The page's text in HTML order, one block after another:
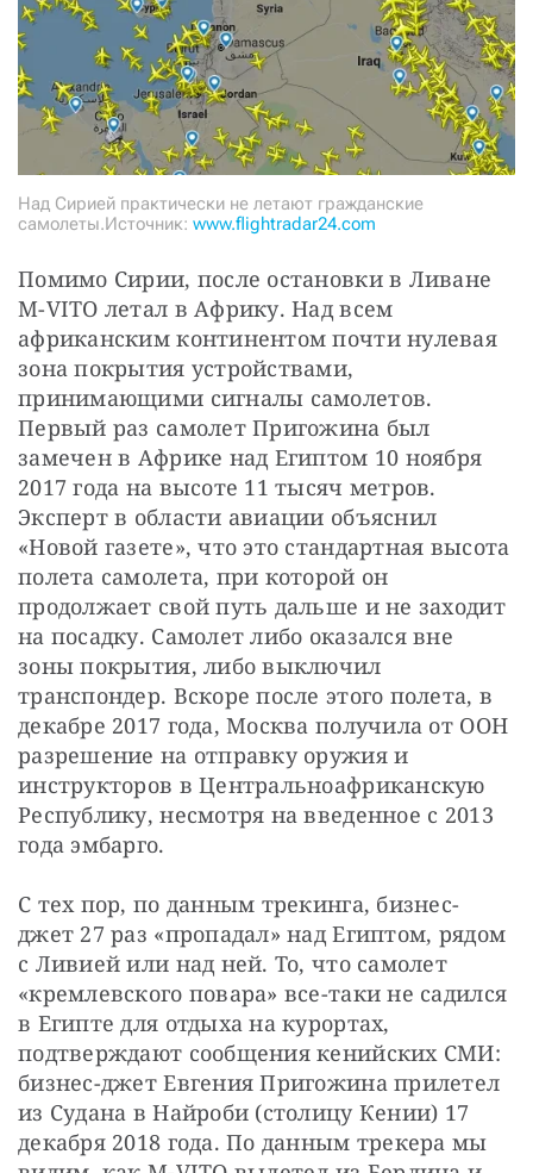
Над Сирией практически не летают гражданские
самолеты.Источник: www.flightradar24.com
Помимо Сирии, после остановки в Ливане
M-VITO летал в Африку. Над всем
африканским континентом почти нулевая
зона покрытия устройствами,
принимающими сигналы самолетов.
Первый раз самолет Пригожина был
замечен в Африке над Египтом 10 ноября
2017 года на высоте 11 тысяч метров.
Эксперт в области авиации объяснил
«Новой газете», что это стандартная высота
полета самолета, при которой он
продолжает свой путь дальше и не заходит
на посадку. Самолет либо оказался вне
зоны покрытия, либо выключил
транспондер. Вскоре после этого полета, в
декабре 2017 года, Москва получила от ООН
разрешение на отправку оружия и
инструкторов в Центральноафриканскую
Республику, несмотря на введенное с 2013
года эмбарго.
С тех пор, по данным трекинга, бизнес-
джет 27 раз «пропадал» над Египтом, рядом
с Ливией или над ней. То, что самолет
«кремлевского повара» все-таки не садился
в Египте для отдыха на курортах,
подтверждают сообщения кенийских СМИ:
бизнес-джет Евгения Пригожина прилетел
из Судана в Найроби (столицу Кении) 17
декабря 2018 года. По данным трекера мы